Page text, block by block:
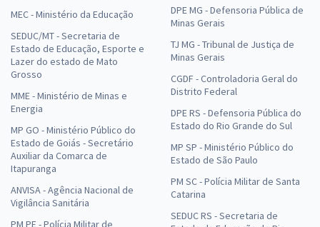
MEC - Ministério da Educação
SEDUC/MT - Secretaria de
Estado de Educação, Esporte e
Lazer do estado de Mato
Grosso
MME - Ministério de Minas e
Energia
MP GO - Ministério Público do
Estado de Goiás - Secretário
Auxiliar da Comarca de
Itapuranga
ANVISA - Agência Nacional de
Vigilância Sanitária
PM PE - Polícia Militar de
DPE MG - Defensoria Pública de
Minas Gerais
TJ MG - Tribunal de Justiça de
Minas Gerais
CGDF - Controladoria Geral do
Distrito Federal
DPE RS - Defensoria Pública do
Estado do Rio Grande do Sul
MP SP - Ministério Público do
Estado de São Paulo
PM SC - Polícia Militar de Santa
Catarina
SEDUC RS - Secretaria de